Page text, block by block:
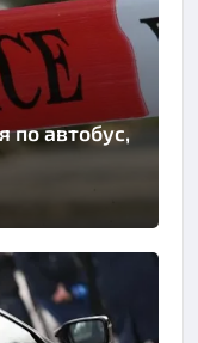
по автобус,